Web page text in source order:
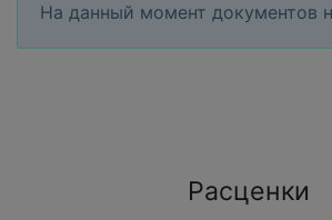
На данный момент документов
Расценки